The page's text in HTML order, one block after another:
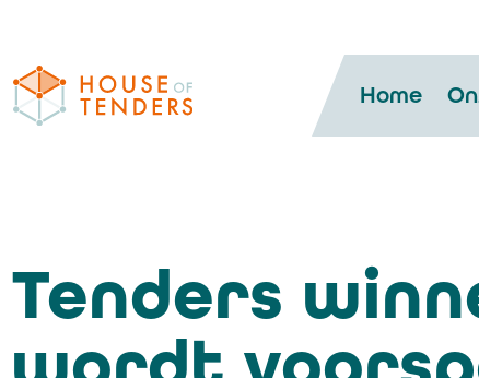
Home
Tenders